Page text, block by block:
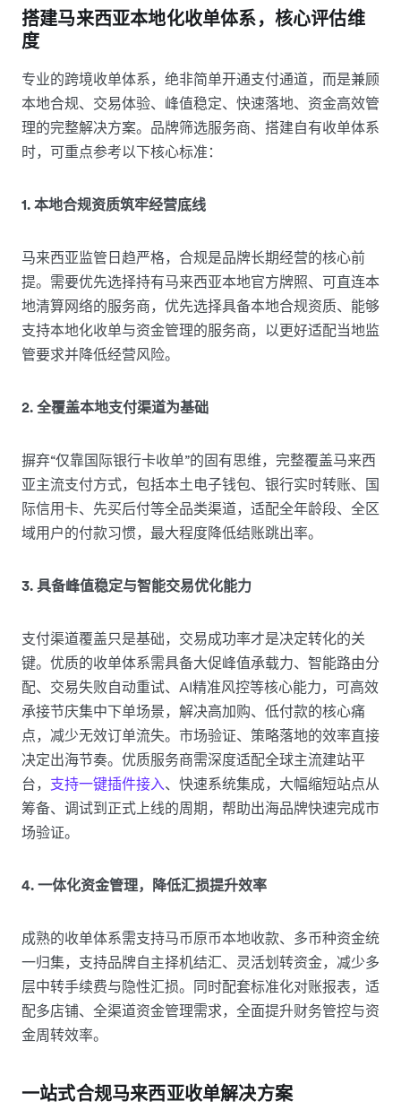
搭建马来西亚本地化收单体系，核心评估维
度
专业的跨境收单体系，绝非简单开通支付通道，而是兼顾
本地合规、交易体验、峰值稳定、快速落地、资金高效管
理的完整解决方案。品牌筛选服务商、搭建自有收单体系
时，可重点参考以下核心标准：
1. 本地合规资质筑牢经营底线
马来西亚监管日趋严格，合规是品牌长期经营的核心前
提。需要优先选择持有马来西亚本地官方牌照、可直连本
地清算网络的服务商，优先选择具备本地合规资质、能够
支持本地化收单与资金管理的服务商，以更好适配当地监
管要求并降低经营风险。
2. 全覆盖本地支付渠道为基础
摒弃“仅靠国际银行卡收单”的固有思维，完整覆盖马来西
亚主流支付方式，包括本土电子钱包、银行实时转账、国
际信用卡、先买后付等全品类渠道，适配全年龄段、全区
域用户的付款习惯，最大程度降低结账跳出率。
3. 具备峰值稳定与智能交易优化能力
支付渠道覆盖只是基础，交易成功率才是决定转化的关
键。优质的收单体系需具备大促峰值承载力、智能路由分
配、交易失败自动重试、AI精准风控等核心能力，可高效
承接节庆集中下单场景，解决高加购、低付款的核心痛
点，减少无效订单流失。市场验证、策略落地的效率直接
决定出海节奏。优质服务商需深度适配全球主流建站平
台， 支持一键插件接入、快速系统集成，大幅缩短站点从
筹备、调试到正式上线的周期，帮助出海品牌快速完成市
场验证。
4. 一体化资金管理，降低汇损提升效率
成熟的收单体系需支持马币原币本地收款、多币种资金统
一归集，支持品牌自主择机结汇、灵活划转资金，减少多
层中转手续费与隐性汇损。同时配套标准化对账报表，适
配多店铺、全渠道资金管理需求，全面提升财务管控与资
金周转效率。
一站式合规马来西亚收单解决方案